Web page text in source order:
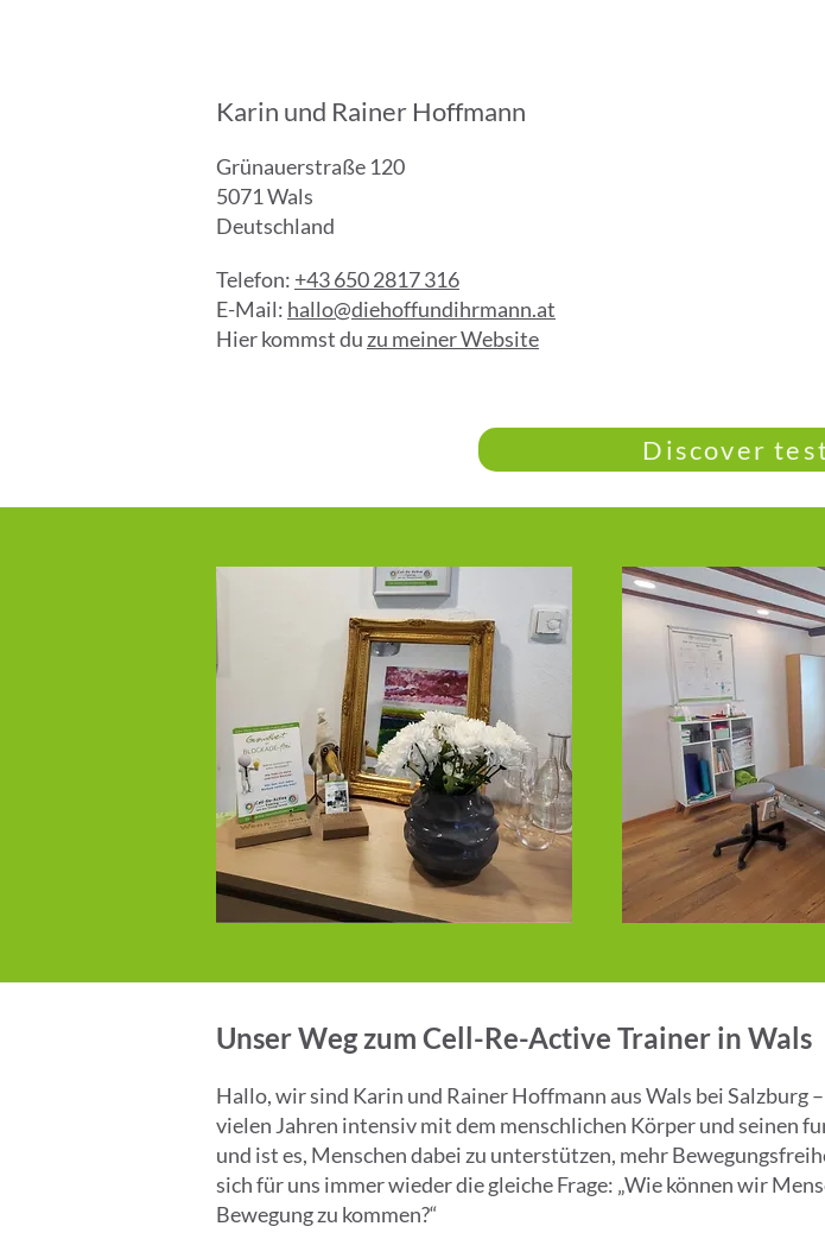
Karin und Rainer Hoffmann
Grünauerstraße 120
5071 Wals
Deutschland
Telefon: +43 650 2817 316
E-Mail: hallo@diehoffundihrmann.at
Hier kommst du zu meiner Website
Discover
Unser Weg zum Cell-Re-Active Trainer in Wals
Hallo, wir sind Karin und Rainer Hoffmann aus Wals bei Salzburg
vielen Jahren intensiv mit dem menschlichen Körper und seinen
und ist es, Menschen dabei zu unterstützen, mehr
sich für uns immer wieder die gleiche Frage: „Wie können wir
Bewegung zu kommen?“